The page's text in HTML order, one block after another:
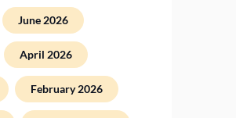
June 2026
April 2026
February 2026